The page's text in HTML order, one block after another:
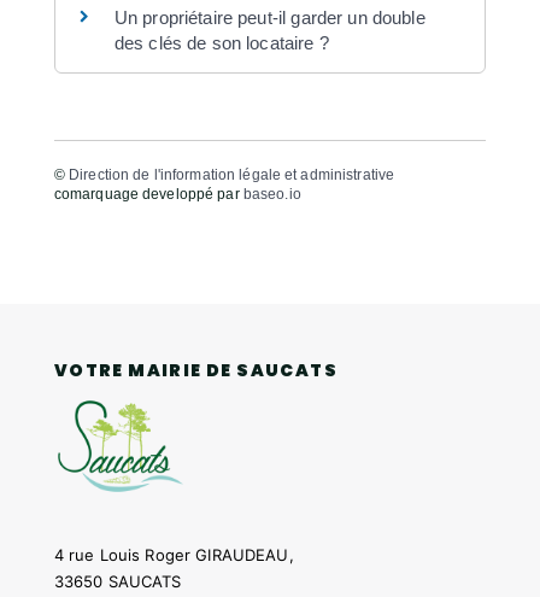
Un propriétaire peut-il garder un double
des clés de son locataire ?
© Direction de l'information légale et administrative
comarquage developpé par baseo.io
VOTRE MAIRIE DE SAUCATS
4 rue Louis Roger GIRAUDEAU,
33650 SAUCATS